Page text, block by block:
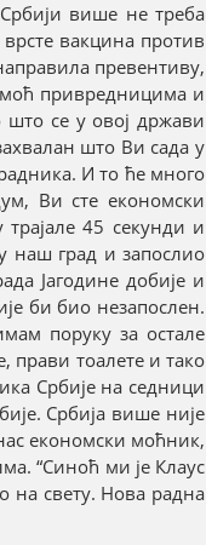
више не треба
вакцина против
превентиву,
привредницима и
се у овој држави
што Ви сада у
И то ће много
Ви сте економски
45 секунди и
наш град и запослио
Јагодине добије и
би био незапослен.
поруку за остале
прави тоалете и тако
Србије на седници
Србија више није
економски моћник,
“Синоћ ми је Клаус
на свету. Нова радна